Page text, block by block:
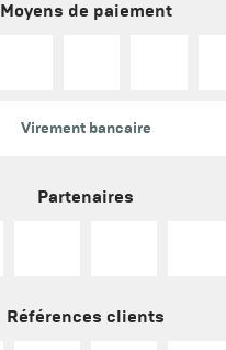
Moyens de paiement
Virement bancaire
Partenaires
Références clients